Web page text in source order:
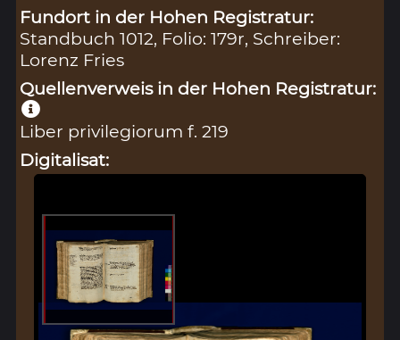
Fundort in der Hohen Registratur:
Standbuch 1012, Folio: 179r, Schreiber:
Lorenz Fries
Quellenverweis in der Hohen Registratur:
Liber privilegiorum f. 219
Digitalisat: